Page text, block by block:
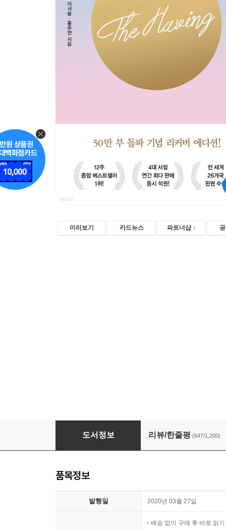
미리보기 카드뉴스 파트너샵
도서정보 리뷰/한줄평 (647/1,200)
품목정보
발행일 2020년 03월 27일
배송 없이 구매 후 바로 읽기